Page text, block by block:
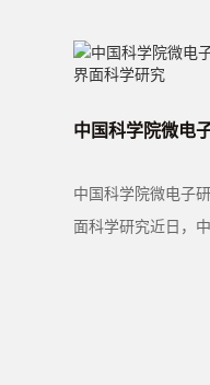
中国科学院微电子研究所
中国科学院微电子
面科学研究近日，